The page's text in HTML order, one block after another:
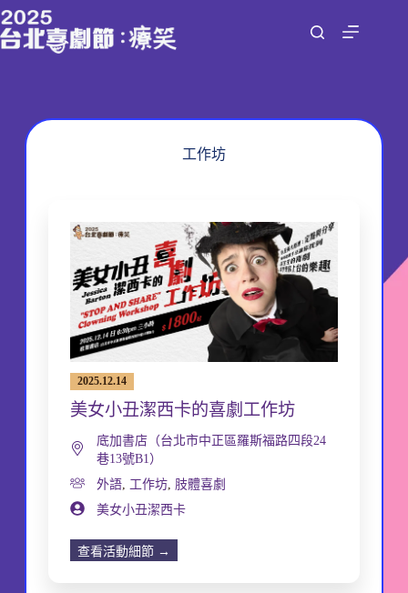
跳
至
工作坊
2025.12.14
美女小丑潔西卡的喜劇工作坊
底加書店（台北市中正區羅斯福路四段24
巷13號B1）
外語, 工作坊, 肢體喜劇
美女小丑潔西卡
查看活動細節 →